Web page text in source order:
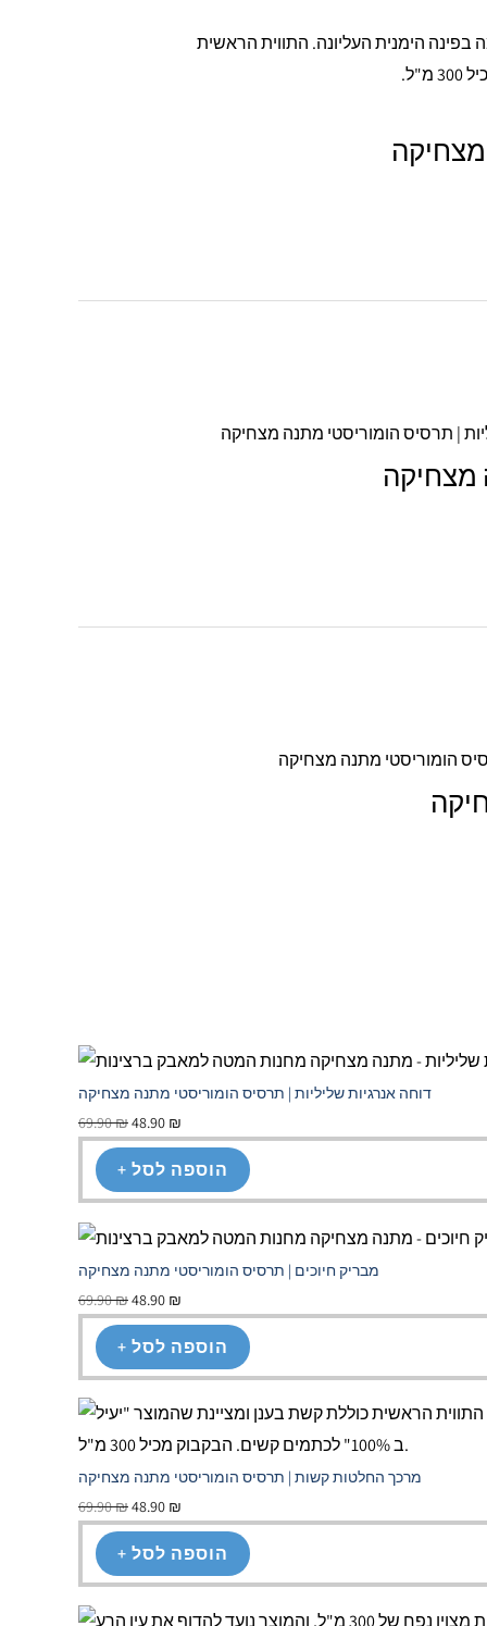
מצחיקה
דוחה אנרגיות שליליות | תרסיס הומוריסטי מתנה מצחיקה
69.90₪48.90 ₪
+ הוספה לסל
מבריק חיוכים | תרסיס הומוריסטי מתנה מצחיקה
69.90₪48.90 ₪
+ הוספה לסל
מרכך החלטות קשות | תרסיס הומוריסטי מתנה מצחיקה
69.90₪48.90 ₪
+ הוספה לסל